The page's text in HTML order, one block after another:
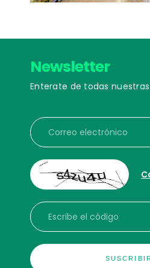
Newsletter
Enterate de todas
Correo electrónico
Escribe el código